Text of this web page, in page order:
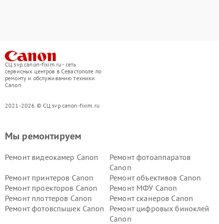
СЦ svp.canon-fixim.ru - сеть
сервисных центров в Севастополе по
ремонту и обслуживанию техники
Canon
2021-2026 © СЦ svp.canon-fixim.ru
Мы ремонтируем
Ремонт видеокамер Canon
Ремонт фотоаппаратов
Canon
Ремонт принтеров Canon
Ремонт объективов Canon
Ремонт проекторов Canon
Ремонт МФУ Canon
Ремонт плоттеров Canon
Ремонт сканеров Canon
Ремонт фотовспышек Canon
Ремонт цифровых биноклей
Canon